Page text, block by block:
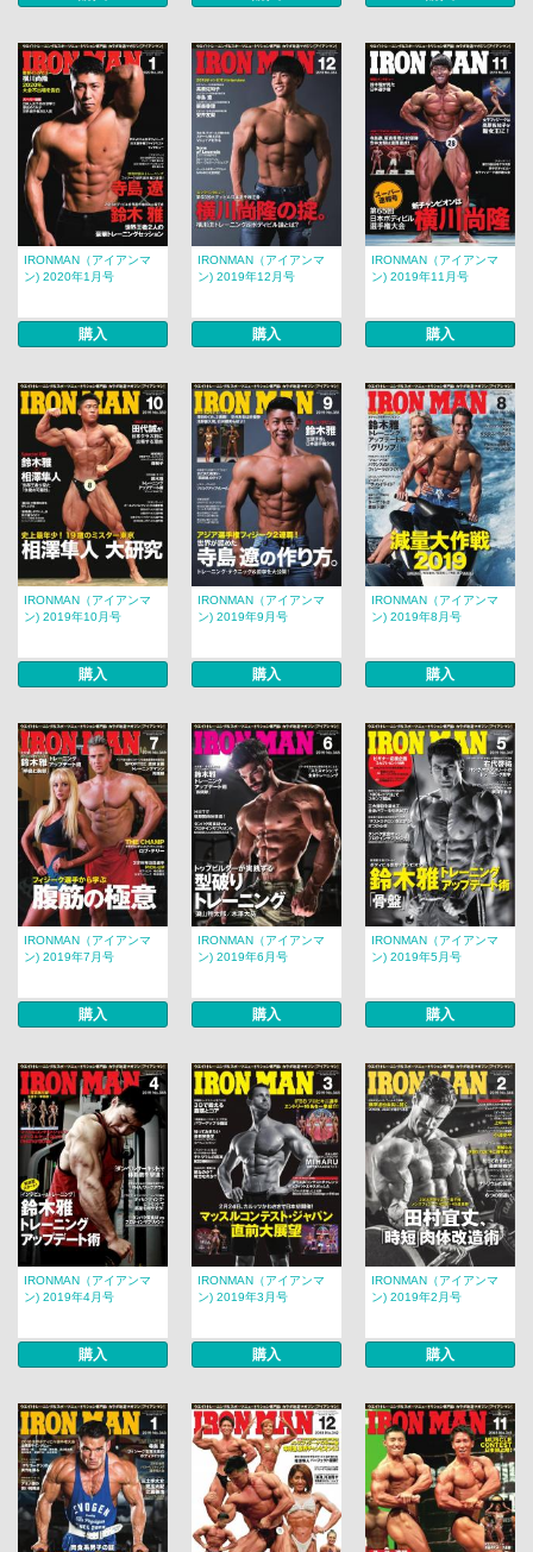
IRONMAN（アイアンマ
ン) 2020年1月号
購入
IRONMAN（アイアンマ
ン) 2019年12月号
購入
IRONMAN（アイアンマ
ン) 2019年11月号
購入
IRONMAN（アイアンマ
ン) 2019年10月号
購入
IRONMAN（アイアンマ
ン) 2019年9月号
購入
IRONMAN（アイアンマ
ン) 2019年8月号
購入
IRONMAN（アイアンマ
ン) 2019年7月号
購入
IRONMAN（アイアンマ
ン) 2019年6月号
購入
IRONMAN（アイアンマ
ン) 2019年5月号
購入
IRONMAN（アイアンマ
ン) 2019年4月号
購入
IRONMAN（アイアンマ
ン) 2019年3月号
購入
IRONMAN（アイアンマ
ン) 2019年2月号
購入